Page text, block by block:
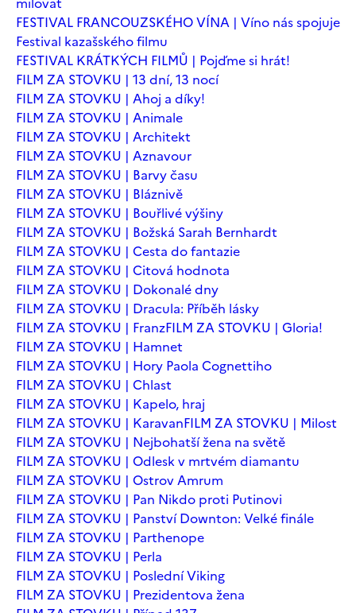
FESTIVAL FRANCOUZSKÉHO VÍNA | Víno nás spojuje
Festival kazašského filmu
FESTIVAL KRÁTKÝCH FILMŮ | Pojďme si hrát!
FILM ZA STOVKU | 13 dní, 13 nocí
FILM ZA STOVKU | Ahoj a díky!
FILM ZA STOVKU | Animale
FILM ZA STOVKU | Architekt
FILM ZA STOVKU | Aznavour
FILM ZA STOVKU | Barvy času
FILM ZA STOVKU | Bláznivě
FILM ZA STOVKU | Bouřlivé výšiny
FILM ZA STOVKU | Božská Sarah Bernhardt
FILM ZA STOVKU | Cesta do fantazie
FILM ZA STOVKU | Citová hodnota
FILM ZA STOVKU | Dokonalé dny
FILM ZA STOVKU | Dracula: Příběh lásky
FILM ZA STOVKU | FranzFILM ZA STOVKU | Gloria!
FILM ZA STOVKU | Hamnet
FILM ZA STOVKU | Hory Paola Cognettiho
FILM ZA STOVKU | Chlast
FILM ZA STOVKU | Kapelo, hraj
FILM ZA STOVKU | KaravanFILM ZA STOVKU | Milost
FILM ZA STOVKU | Nejbohatší žena na světě
FILM ZA STOVKU | Odlesk v mrtvém diamantu
FILM ZA STOVKU | Ostrov Amrum
FILM ZA STOVKU | Pan Nikdo proti Putinovi
FILM ZA STOVKU | Panství Downton: Velké finále
FILM ZA STOVKU | Parthenope
FILM ZA STOVKU | Perla
FILM ZA STOVKU | Poslední Viking
FILM ZA STOVKU | Prezidentova žena